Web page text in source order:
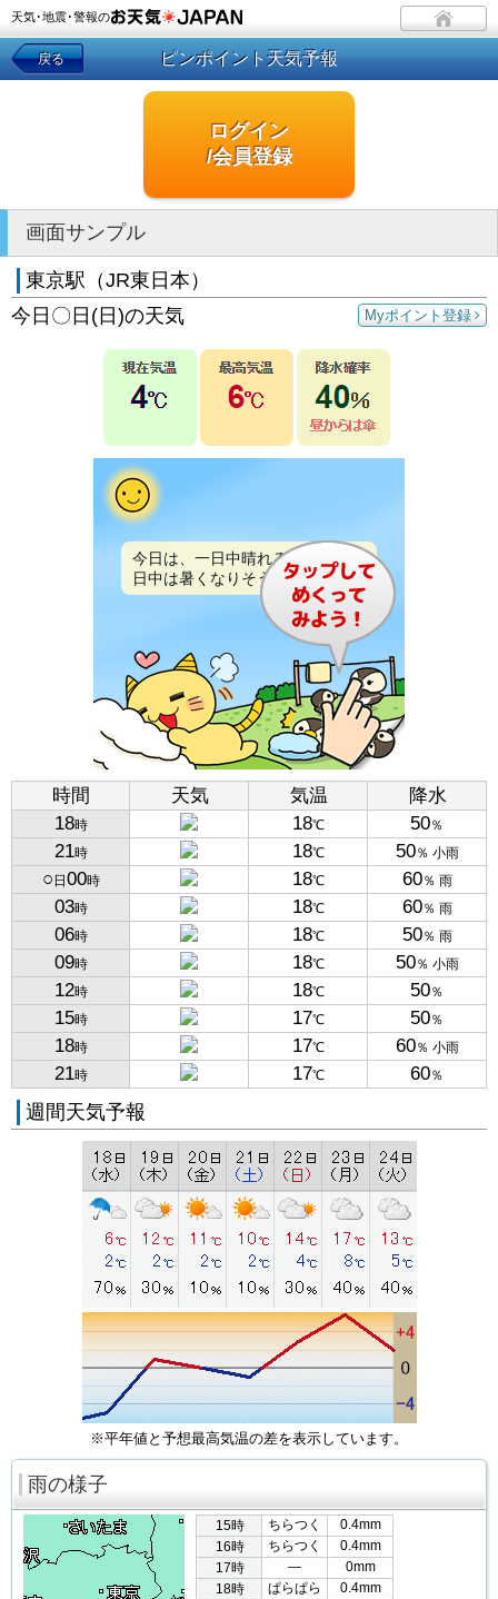
天気･地震･警報の
戻る ピンポイント天気予報
ログイン
/会員登録
画面サンプル
東京駅（JR東日本）
Myポイント登録
今日〇日(日)の天気
今日は、一日中晴れるでしょう。
日中は暑くなりそうです。
時間 天気 気温
降水
18時 18℃ 50％
21時 18℃ 50％ 小雨
○ 日 00時 18℃ 60％ 雨
03時 18℃ 60％ 雨
06時 18℃ 50％ 雨
09時 18℃ 50％ 小雨
12時 18℃ 50％
15時 17℃ 50％
18時 17℃ 60％ 小雨
21時 17℃ 60％
週間天気予報
※平年値と予想最高気温の差を表示しています。
雨の様子
15時 ちらつく
0.4mm
16時
ちらつく
0.4mm
17時
―
0mm
18時
ぱらぱら
0.4mm